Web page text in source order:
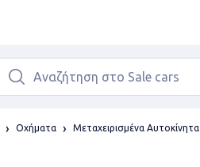
Οχήματα Μεταχειρισμένα Αυτοκίνητα